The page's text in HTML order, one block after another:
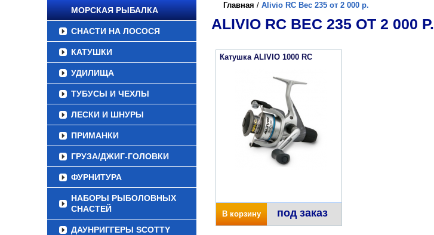
МОРСКАЯ РЫБАЛКА
СНАСТИ НА ЛОСОСЯ
КАТУШКИ
УДИЛИЩА
ТУБУСЫ И ЧЕХЛЫ
ЛЕСКИ И ШНУРЫ
ПРИМАНКИ
ГРУЗА/ДЖИГ-ГОЛОВКИ
ФУРНИТУРА
НАБОРЫ РЫБОЛОВНЫХ
СНАСТЕЙ
ДАУНРИГГЕРЫ SCOTTY
Главная / Alivio RC Вес 235 от 2 000 р.
ALIVIO RC ВЕС 235 ОТ 2 000 Р.
Катушка ALIVIO 1000 RC
В корзину под заказ